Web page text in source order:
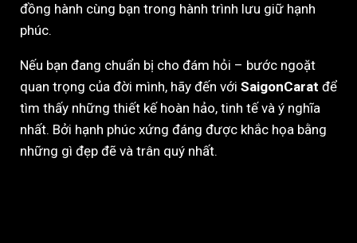
đồng hành cùng bạn trong hành trình lưu giữ hạnh
phúc.
Nếu bạn đang chuẩn bị cho đám hỏi – bước ngoặt
quan trọng của đời mình, hãy đến với SaigonCarat để
tìm thấy những thiết kế hoàn hảo, tinh tế và ý nghĩa
nhất. Bởi hạnh phúc xứng đáng được khắc họa bằng
những gì đẹp đẽ và trân quý nhất.